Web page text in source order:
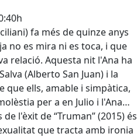
fa més de quinze anys
no es mira ni es toca, i que
relació. Aquesta nit l'Ana ha
(Alberto San Juan) i la
que ells, amable i simpàtica,
per a en Julio i l'Ana…
l'èxit de “Truman” (2015) és
que tracta amb ironia